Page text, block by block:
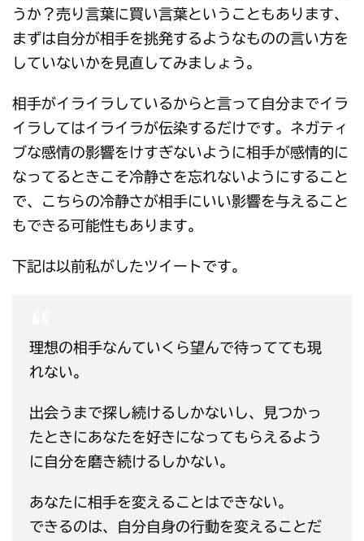
うか？売り言葉に買い言葉ということもあります、
まずは自分が相手を挑発するようなものの言い方を
していないかを見直してみましょう。
相手がイライラしているからと言って自分までイラ
イラしてはイライラが伝染するだけです。ネガティ
ブな感情の影響をけすぎないように相手が感情的に
なってるときこそ冷静さを忘れないようにすること
で、こちらの冷静さが相手にいい影響を与えること
もできる可能性もあります。
下記は以前私がしたツイートです。
理想の相手なんていくら望んで待ってても現
れない。
出会うまで探し続けるしかないし、見つかっ
たときにあなたを好きになってもらえるよう
に自分を磨き続けるしかない。
あなたに相手を変えることはできない。
できるのは、自分自身の行動を変えることだ